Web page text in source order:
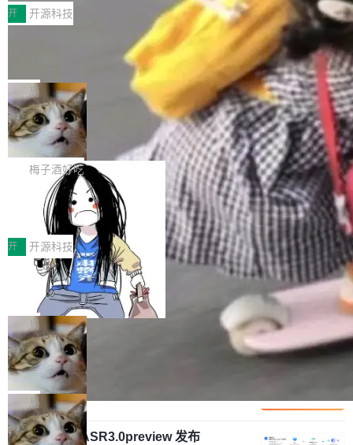
持续开源更多基于UCL-Engine的高性能通信组
件。 腾讯网平团队在UCL-MPComm中实现了一
个独立于业务线程的全局通信引擎（Engine），
经开始引入 AI Coding 工具，通过调用公有云模
型或企业内部部署模型提升研发效率。但随着 AI
Coding 从个人辅助工具逐步走向团队级、组织
级应用，企业在规模化落地过程中，对安全性、
可控性和代码质量提出了更高要求。 首先是数据
安全与合规要求。对于大多数普通研发场景，公
有云模型能够满足快速试用和效率提升的需求。
但对于金融、能源、医疗等对数据安全要求较...
智能应用典型案例名单》，集中展示人工智能在
各领域的应用成果，覆盖技术底座、行业赋能、
产品应用、支撑保障、专题等五大方向。深信服
AI算力网关（AI创新平台）成功入选！ 随着各行
各业的Agent走向规模化建设，算力构成形态逐
渐丰富，用户关注的重点也在发生变化：不只是
让AI用起来，还要进一步看清混合算力时代下，
Token花在哪里、算力是否被充分利用，以及持
续增长的AI成本该如何优化。 深信服AI算力网关
正是围绕这些实际问题，从Token治理和成本治
理两个方面，让用户的每一份算力都看得清、管
得住、用得稳、省得下、更安全！ 一、从现在开
始，Token使用一目...
开 开源科技
Jeff Dean 离开 Google：一个时代的结
束，一个实验室的开始
Google 员工编号 20。MapReduce 作者之一。
Bigtable 作者之一。TensorFlow 的作者之一。
Gemini 的架构师。Google 首席科学家。 Jeff D
ean 在 Google 工作了 27 年后，宣布离职。 他
不是一个人走。一同离开的还有 Sanjay Ghema
wat（Google 员工编号 23，Jeff Dean 二十多
年的编程搭档，MapReduce 和 Bigtable 的共同
作者）、Quoc Le（Google 大脑核心成员，Se
q2Seq 和 DocAI 的共同发明人）以及 Oriol Vin
yals（Gemini 联合负责人，AlphaSta...
局
🔥 SolonCode v2026.8.4 发布：界面
字体可调、22 种语言、记忆搜索增强
打开终端就能上岗的全中文编码智能体，这一轮
把「看得清、用母语、记得住」三件事一次补
齐。 SolonCode 是什么 SolonCode 是杭州无
耳科技研发的企业级终端编码智能体——一位全
中文驱动的数字员工，自主理解需求、规划步
骤、编写代码。不挑模型、不挑平台，curl 一行
装完即用。 开源地址：Gitee · GitCode · GitHu
b 安装 支持 Java 8+（8~26）、macOS / Linu
x / Windows / Harmony PC。 # macOS / Linu
x / Harmony PC curl -fsSL https://solon.noea
r.org/solon...
梅子酒好吃
让“代码语义理解”深度释放AI Coding
价值潜能：华为云码道（CodeArts）
代码仓技术解析
一、代码仓深度理解技术的作用与价值 在软件工
程实践中，代码仓是企业核心知识资产的主要载
体。企业级代码仓库通常包含数十万乃至数百万
个文件，其规模远超单次模型调用可承载的上下
文窗口。随着项目规模的持续扩张与代码历史的
不断累积，代码仓中的模块关系、接口契约、业
务逻辑等关键信息往往分散于数十乃至数百个文
件之中，形成高度复杂的知识关联网络。传统的
代码检索手段（如关键词匹配、目录遍历）仅能
在语法层面完成文本定位，难以触及代码的语义
内涵与结构关联，导致开发者使用代码智能体在
理解大规模代码仓时面临显著"代码仓理解"瓶
开 开源科技
一条“删库”命令跑 17 小时，算法工程
师删光 89TB 数据只为干私活
最高人民检察院8月4日公布了一起案件：北京一
名90后算法工程师王某，为了给自己接的私活腾
服务器空间，删光了公司AI游戏部门的全部核心
数据。 王某2024年1月入职东城区某科技公司AI
短剧部门，有互联网大厂背景。在公司内部架构
调整期间，部门三次通知全员将数据从A集群迁
移到B集群，王某都回复了"收到"。 他没有迁移
数据。2024年9月3日下午4点，他使用此前登录
局
Cloudflare 分享推理优化实践：KV ca
che 量化 + 权重压缩，吞吐量提升 4
1%，成本降 30%
Kimi 和 GLM 是当前最强的大模型系列之一，但
它们有一个共同的问题：太吃显存了。月之暗面
的 Kimi K 系列和智谱的 GLM 都是长上下文、M
oE 架构的大模型，好用到让人上瘾，但 GPU 显
局
腾讯混元 Hy ASR3.0preview 发布